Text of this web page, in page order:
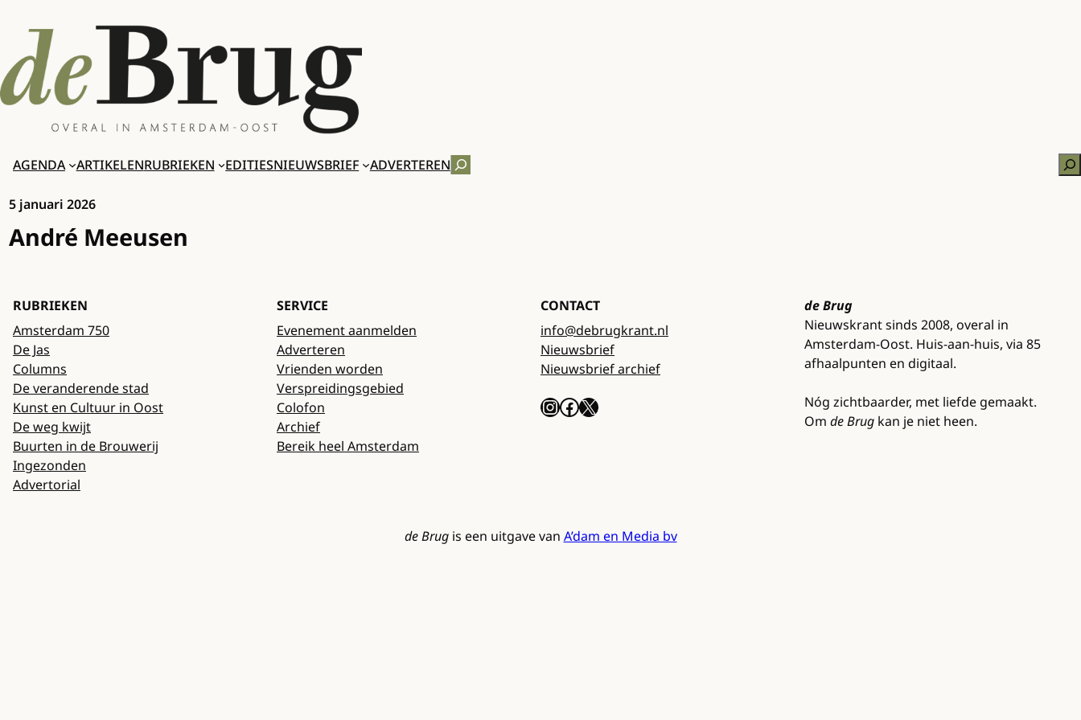
naar
inhoud
AGENDA ARTIKELENRUBRIEKEN EDITIESNIEUWSBRIEF ADVERTERENZOEKEN
5 januari 2026
André Meeusen
RUBRIEKEN
Amsterdam 750
De Jas
Columns
De veranderende stad
Kunst en Cultuur in Oost
De weg kwijt
Buurten in de Brouwerij
Ingezonden
Advertorial
SERVICE
Evenement aanmelden
Adverteren
Vrienden worden
Verspreidingsgebied
Colofon
Archief
Bereik heel Amsterdam
CONTACT
info@debrugkrant.nl
Nieuwsbrief
Nieuwsbrief archief
InstagramFacebook X
de Brug
Nieuwskrant sinds 2008, overal in
Amsterdam-Oost. Huis-aan-huis, via 85
afhaalpunten en digitaal.
Nóg zichtbaarder, met liefde gemaakt.
Om de Brug kan je niet heen.
de Brug is een uitgave van A’dam en Media bv